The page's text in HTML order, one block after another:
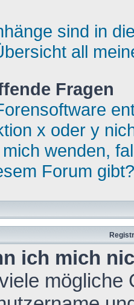
sind in
all
Fragen
x oder y
wenden,
Forum gibt?
ich mich